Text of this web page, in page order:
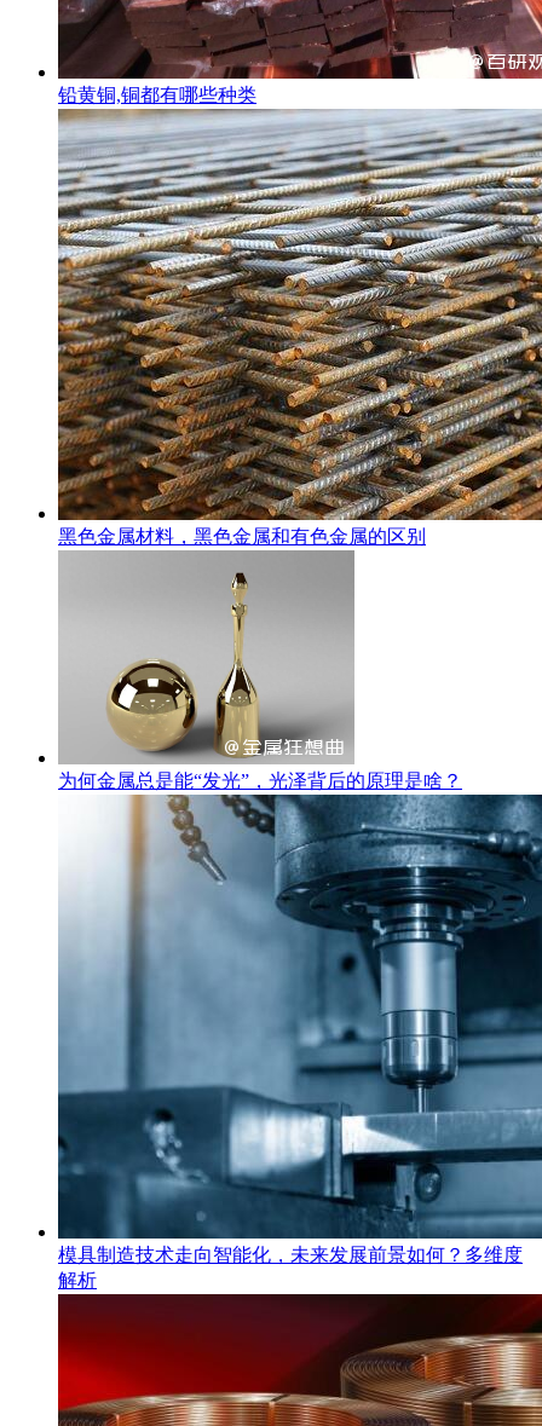
铅黄铜,铜都有哪些种类
黑色金属材料，黑色金属和有色金属的区别
为何金属总是能“发光”，光泽背后的原理是啥？
模具制造技术走向智能化，未来发展前景如何？多维度
解析